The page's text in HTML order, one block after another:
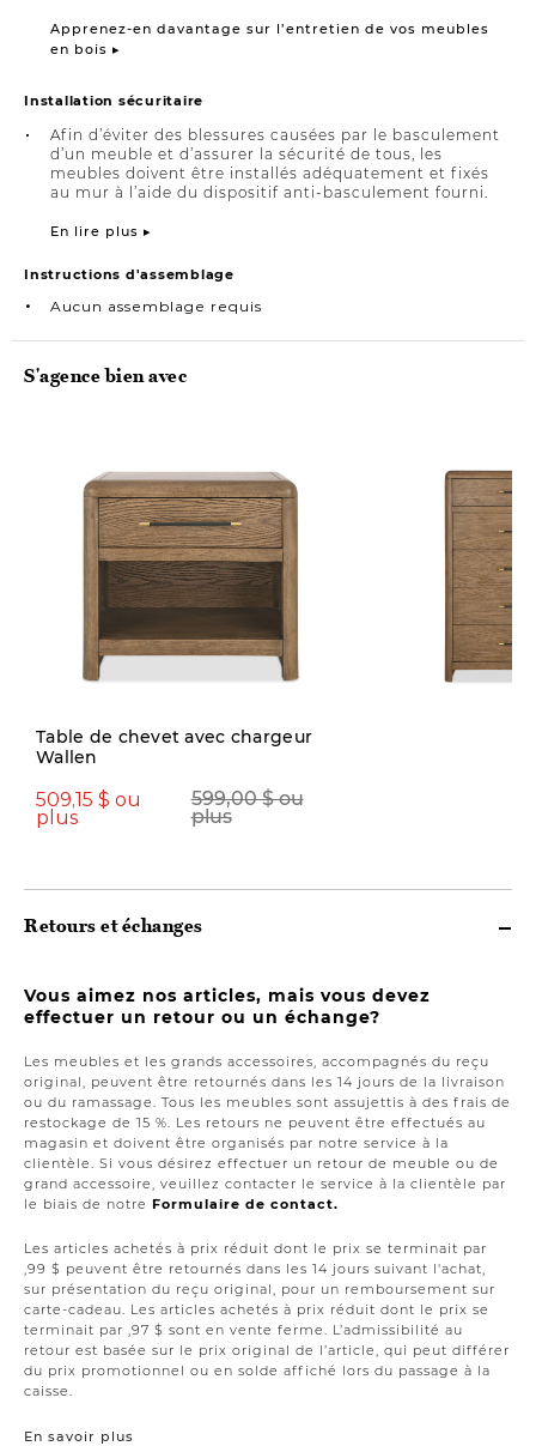
Apprenez-en davantage sur l’entretien de vos meubles
en bois ▸
Installation sécuritaire
Afin d’éviter des blessures causées par le basculement
d’un meuble et d’assurer la sécurité de tous, les
meubles doivent être installés adéquatement et fixés
au mur à l’aide du dispositif anti-basculement fourni.
En lire plus ▸
Instructions d'assemblage
Aucun assemblage requis
S'agence bien avec
Table de chevet avec chargeur
Wallen
599,00 $ ou
plus
509,15 $ ou
plus
Retours et échanges
Vous aimez nos articles, mais vous devez
effectuer un retour ou un échange?
Les meubles et les grands accessoires, accompagnés du reçu
original, peuvent être retournés dans les 14 jours de la livraison
ou du ramassage. Tous les meubles sont assujettis à des frais de
restockage de 15 %. Les retours ne peuvent être effectués au
magasin et doivent être organisés par notre service à la
clientèle. Si vous désirez effectuer un retour de meuble ou de
grand accessoire, veuillez contacter le service à la clientèle par
le biais de notre Formulaire de contact.
Les articles achetés à prix réduit dont le prix se terminait par
,99 $ peuvent être retournés dans les 14 jours suivant l'achat,
sur présentation du reçu original, pour un remboursement sur
carte-cadeau. Les articles achetés à prix réduit dont le prix se
terminait par ,97 $ sont en vente ferme. L’admissibilité au
retour est basée sur le prix original de l’article, qui peut différer
du prix promotionnel ou en solde affiché lors du passage à la
caisse.
En savoir plus